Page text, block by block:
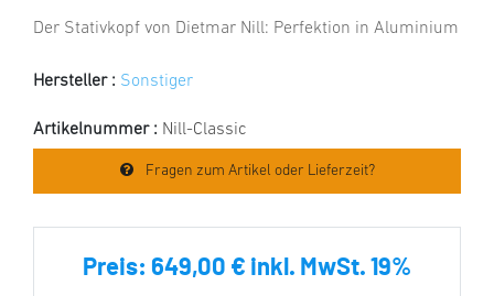
Der Stativkopf von Dietmar Nill: Perfektion in Aluminium
Hersteller : Sonstiger
Artikelnummer : Nill-Classic
Fragen zum Artikel oder Lieferzeit?
Preis: 649,00 € inkl. MwSt. 19%